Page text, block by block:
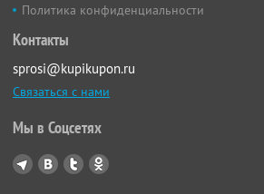
Политика конфиденциальности
Контакты
sprosi@kupikupon.ru
Связаться с нами
Мы в Соцсетях